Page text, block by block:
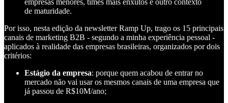
de maturidade.
Por isso, nesta edição da newsletter Ramp Up, trago os 15 principais
canais de marketing B2B - segundo a minha experiência pessoal -
aplicados à realidade das empresas brasileiras, organizados por dois
critérios:
Estágio da empresa: porque quem acabou de entrar no
mercado não vai usar os mesmos canais de uma empresa que
já passou de R$10M/ano;